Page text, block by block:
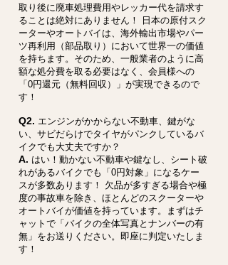
取り後に廃車処理費用やレッカー代を請求す
ることは絶対にありません！ 日本の原付スク
ーターやオートバイは、海外輸出市場やパー
ツ再利用（部品取り）において世界一の価値
を持ちます。そのため、一般業者のように高
額な処分費を取る必要はなく、会員様への
「0円還元（無料回収）」が実現できるので
す！
Q2. エンジンがかからない不動車、鍵がな
い、サビだらけでタイヤがパンクしているバ
イクでも大丈夫ですか？
A. はい！動かない不動車や鍵なし、シート破
れがあるバイクでも「0円対象」になるケー
スが多数あります！ 欠品が多すぎる場合や極
度の事故車を除き、ほとんどのスクーターや
オートバイが価値を持っています。まずはチ
ャットで「バイクの全体写真とナンバーの有
無」をお送りください。即座に判定いたしま
す！